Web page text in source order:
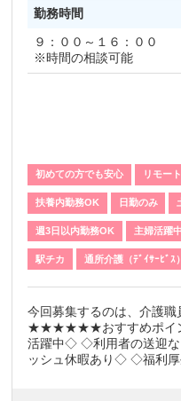
勤務時間
９：００～１６：００
※時間の相談可能
初めての方でも安心 リモー
扶養内勤務OK 日勤のみ
週3日以内勤務OK 主婦活躍中
駅チカ 通所介護（ﾃﾞｲｻｰﾋﾞｽ）
今回募集するのは、介護職
★★★★★★おすすめポイ
活躍中◇ ◇利用者の送迎
ッシュ休暇あり◇ ◇福利